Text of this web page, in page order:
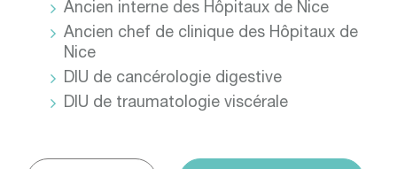
Ancien interne des Hôpitaux de Nice
Ancien chef de clinique des Hôpitaux de
Nice
DIU de cancérologie digestive
DIU de traumatologie viscérale